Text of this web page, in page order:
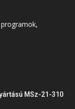
programok,
MSz-21-310